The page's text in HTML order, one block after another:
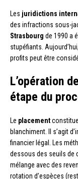
Les juridictions
des infractions sous-
Strasbourg de 1990 a
stupéfiants.
profits peut être
L’opération
étape du
Le placement
blanchiment. Il s’agit
financier légal. Les
dessous des seuils de
mélange avec des
rotation d’espèces